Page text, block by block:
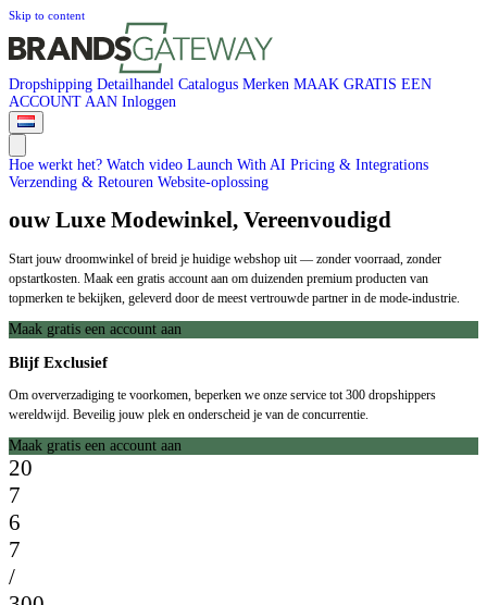
Skip to content
Dropshipping Detailhandel Catalogus Merken MAAK GRATIS EEN
ACCOUNT AAN Inloggen
Hoe werkt het? Watch video Launch With AI Pricing & Integrations
Verzending & Retouren Website-oplossing
ouw Luxe Modewinkel, Vereenvoudigd
Start jouw droomwinkel of breid je huidige webshop uit — zonder voorraad, zonder
opstartkosten. Maak een gratis account aan om duizenden premium producten van
topmerken te bekijken, geleverd door de meest vertrouwde partner in de mode-industrie.
Maak gratis een account aan
Blijf Exclusief
Om oververzadiging te voorkomen, beperken we onze service tot 300 dropshippers
wereldwijd. Beveilig jouw plek en onderscheid je van de concurrentie.
Maak gratis een account aan
20
7
6
7
/